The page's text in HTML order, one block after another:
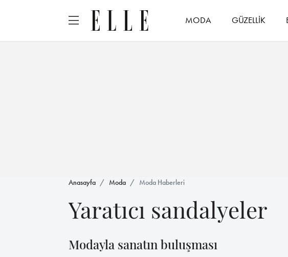
MODA GÜZELLİK
Anasayfa Moda Moda Haberleri
Yaratıcı sandalyeler
Modayla sanatın buluşması